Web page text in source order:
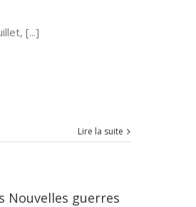
[...]
Lire la suite
Nouvelles guerres